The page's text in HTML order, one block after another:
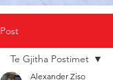
Post
Te Gjitha Postimet
Alexander Ziso